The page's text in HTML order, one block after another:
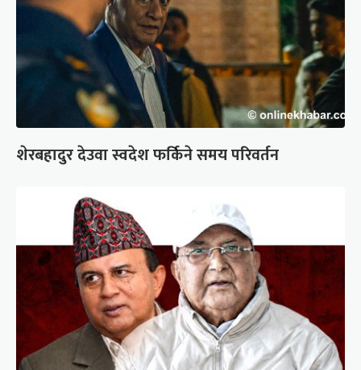
शेरबहादुर देउवा स्वदेश फर्किने समय परिवर्तन